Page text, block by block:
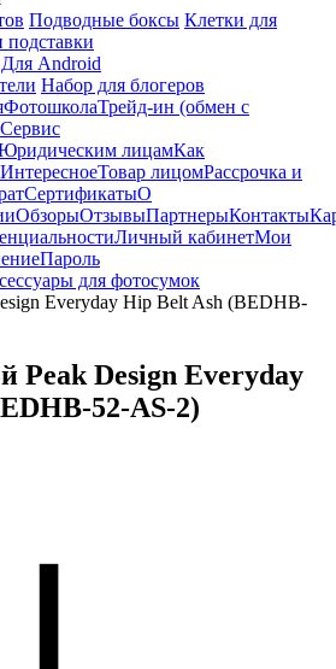
Подводные боксы Клетки для
Для Android
Набор для блогеров
ФотошколаТрейд-ин (обмен с
Сервис
лицамКак
ИнтересноеТовар лицомРассрочка и
СертификатыО
ОбзорыОтзывыПартнерыКонтакты
Личный кабинетМои
Пароль
для фотосумок
Everyday Hip Belt Ash (BEDHB-
Peak Design Everyday
52-AS-2)